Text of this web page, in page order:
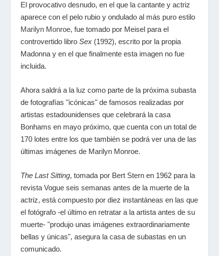
El provocativo desnudo, en el que la cantante y actriz
aparece con el pelo rubio y ondulado al más puro estilo
Marilyn Monroe, fue tomado por Meisel para el
controvertido libroSex (1992), escrito por la propia
Madonna y en el que finalmente esta imagen no fue
incluida.
Ahora saldrá a la luz como parte de la próxima subasta
de fotografías "icónicas" de famosos realizadas por
artistas estadounidenses que celebrará la casa
Bonhams en mayo próximo, que cuenta con un total de
170 lotes entre los que también se podrá ver una de las
últimas imágenes de Marilyn Monroe.
The Last Sitting, tomada por Bert Stern en 1962 para la
revista Vogue seis semanas antes de la muerte de la
actriz, está compuesto por diez instantáneas en las que
el fotógrafo -el último en retratar a la artista antes de su
muerte- "produjo unas imágenes extraordinariamente
bellas y únicas", asegura la casa de subastas en un
comunicado.